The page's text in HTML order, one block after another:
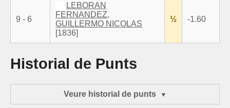
9 - 6
LEBORAN
FERNANDEZ,
GUILLERMO NICOLAS
[1836]
½ -1.60
Historial de Punts
Veure historial de punts